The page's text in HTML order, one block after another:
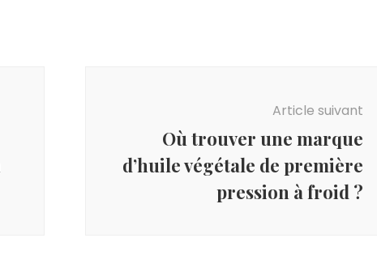
Article suivant
Où trouver une marque
d’huile végétale de première
pression à froid ?